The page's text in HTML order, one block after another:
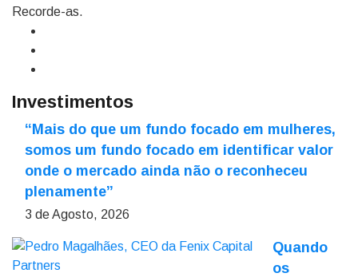
Recorde-as.
Investimentos
“Mais do que um fundo focado em mulheres,
somos um fundo focado em identificar valor
onde o mercado ainda não o reconheceu
plenamente”
3 de Agosto, 2026
Quando
os